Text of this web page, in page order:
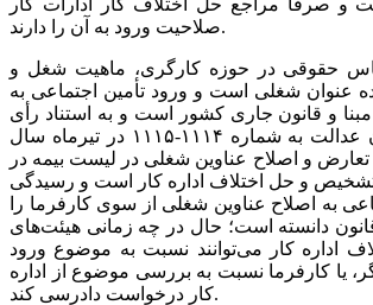
صلاحیت ورود به آن را دارند.
حقوقی در حوزه کارگری، ماهیت شغل و
عنوان شغلی است و ورود تأمین اجتماعی به
و قانون جاری کشور است و به استناد رأی
هیئت عمومی دیوان عدالت به شماره ۱۱۱۴-۱۱۱۵ در تیرماه سال
تعارض و اصلاح عناوین شغلی در لیست بیمه در
و حل اختلاف اداره کار است و رسیدگی
به اصلاح عناوین شغلی از سوی کارفرما را
دانسته است؛ حال در چه زمانی هیئت‌های
اداره کار می‌توانند نسبت به موضوع ورود
یا کارفرما نسبت به بررسی موضوع از اداره
کار درخواست دادرسی کند.